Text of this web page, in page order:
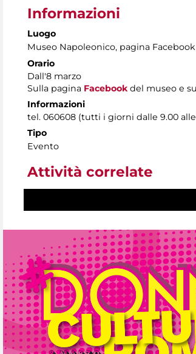
Informazioni
Luogo
Museo Napoleonico, pagina
Orario
Dall'8 marzo
Sulla pagina Facebookdel museo e
Informazioni
tel. 060608 (tutti i giorni dalle 9.00 alle
Tipo
Evento
Attività correlate